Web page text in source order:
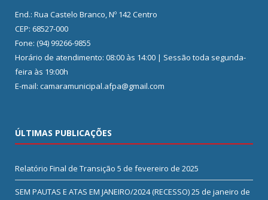
End.: Rua Castelo Branco, Nº 142 Centro
CEP: 68527-000
Fone: (94) 99266-9855
Horário de atendimento: 08:00 às 14:00 | Sessão toda segunda-
feira às 19:00h
E-mail: camaramunicipal.afpa@gmail.com
ÚLTIMAS PUBLICAÇÕES
Relatório Final de Transição 5 de fevereiro de 2025
SEM PAUTAS E ATAS EM JANEIRO/2024 (RECESSO)25 de janeiro de